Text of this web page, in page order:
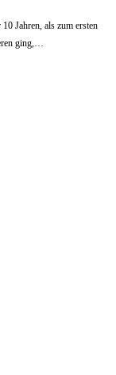
Jahren, als zum ersten
ging,…